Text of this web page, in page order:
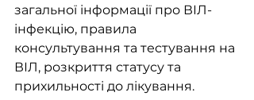
загальної інформації про ВІЛ-
інфекцію, правила
консультування та тестування на
ВІЛ, розкриття статусу та
прихильності до лікування.